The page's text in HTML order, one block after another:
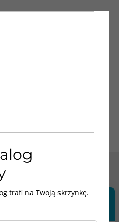
trafi na Twoją skrzynkę.